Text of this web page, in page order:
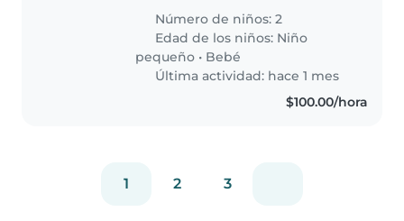
años y el más pequeño va a
cumplir 2 años, mis hijos son
muy energéticos, curiosos e..
Número de niños: 2
Edad de los niños: Niño
pequeño • Bebé
Última actividad: hace 1 mes
$100.00/hora
1 2 3